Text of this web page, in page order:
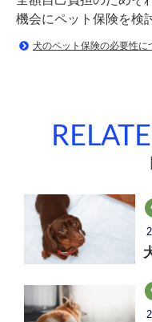
機会にペット保険を検
犬のペット保険の必要性に